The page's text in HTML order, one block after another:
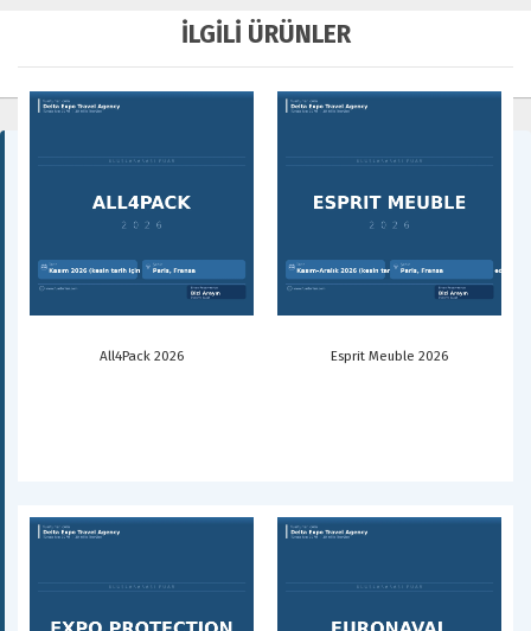
İLGİLİ ÜRÜNLER
All4Pack 2026 Esprit Meuble 2026